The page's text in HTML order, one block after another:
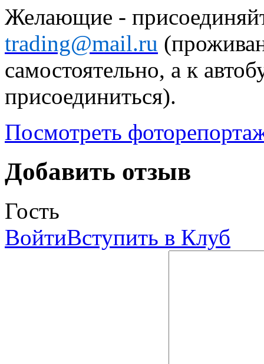
Желающие -
trading@mail.ru
самостоятельно, а к
присоединиться).
Посмотреть
Добавить отзыв
Гость
ВойтиВступить в Клуб